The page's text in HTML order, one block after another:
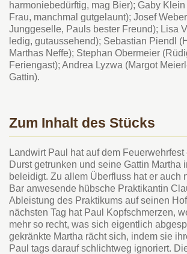
harmoniebedürftig, mag Bier); Gaby
Frau, manchmal gutgelaunt); Josef
Junggeselle, Pauls bester Freund); Lisa
ledig, gutaussehend); Sebastian Piendl
Marthas Neffe); Stephan Obermeier
Feriengast); Andrea Lyzwa (Margot
Gattin).
Zum Inhalt des Stücks
Landwirt Paul hat auf dem
Durst getrunken und seine Gattin Martha
beleidigt. Zu allem Überfluss hat er auch
Bar anwesende hübsche Praktikantin
Ableistung des Praktikums auf seinen
nächsten Tag hat Paul Kopfschmerzen,
mehr so recht, was sich eigentlich
gekränkte Martha rächt sich, indem sie
Paul tags darauf schlichtweg ignoriert.